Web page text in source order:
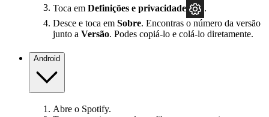
Toca em Definições e privacidade
.
Desce e toca em Sobre. Encontras o número da versão
junto a Versão. Podes copiá-lo e colá-lo diretamente.
Android
Abre o Spotify.